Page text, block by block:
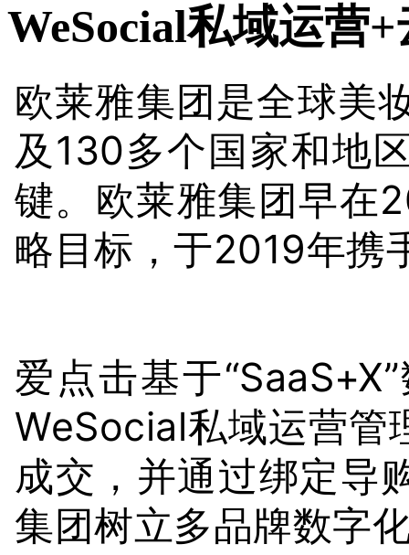
WeSocial私域运营
欧莱雅集团是全球美
及130多个国家和地
键。欧莱雅集团早在
略目标，于2019年携
爱点击基于
WeSocial私域运营管
成交，并通过绑定导
集团树立多品牌数字